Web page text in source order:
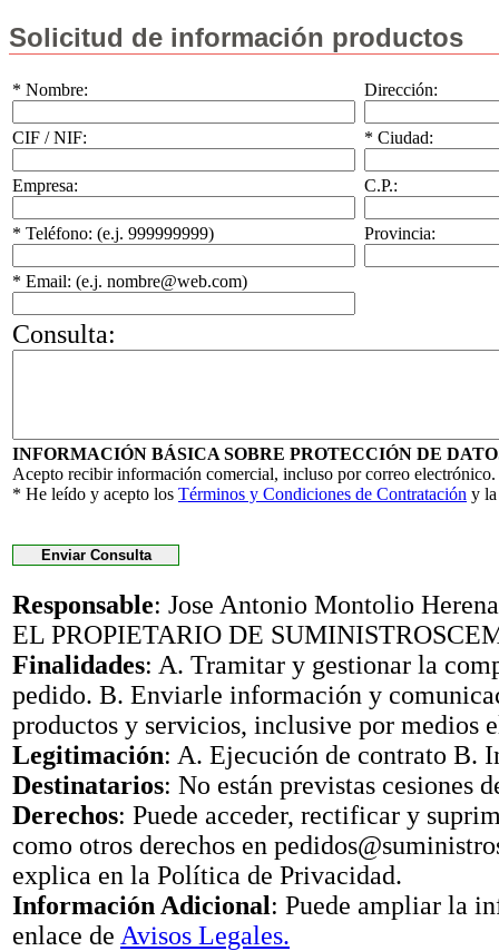
Solicitud de información productos
* Nombre: Dirección:
CIF / NIF: * Ciudad:
Empresa: C.P.:
* Teléfono: (e.j. 999999999) Provincia:
* Email: (e.j. nombre@web.com)
Consulta:
INFORMACIÓN BÁSICA SOBRE PROTECCIÓN DE
Acepto recibir información comercial, incluso por correo electrónico.
* He leído y acepto los Términos y Condiciones de Contratación y
Responsable: Jose Antonio Montolio
EL PROPIETARIO DE
Finalidades: A. Tramitar y gestionar la
pedido. B. Enviarle información y
productos y servicios, inclusive por medios
Legitimación: A. Ejecución de contrato B.
Destinatarios: No están previstas cesiones
Derechos: Puede acceder, rectificar y
como otros derechos en
explica en la Política de Privacidad.
Información Adicional: Puede ampliar la
enlace de Avisos Legales.